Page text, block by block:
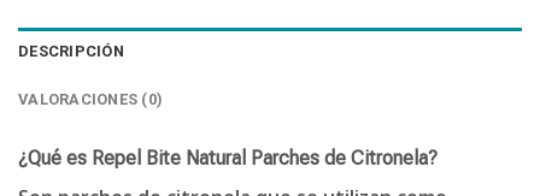
DESCRIPCIÓN
VALORACIONES (0)
¿Qué es Repel Bite Natural Parches de Citronela?